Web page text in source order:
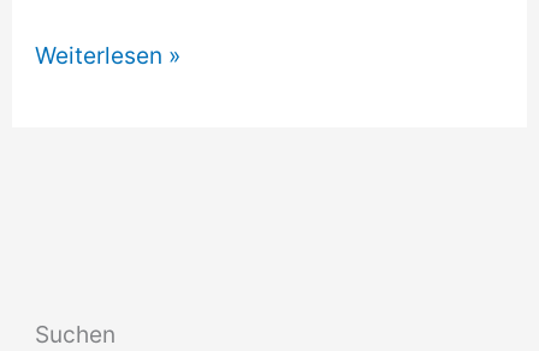
Impressum
Weiterlesen »
Suchen